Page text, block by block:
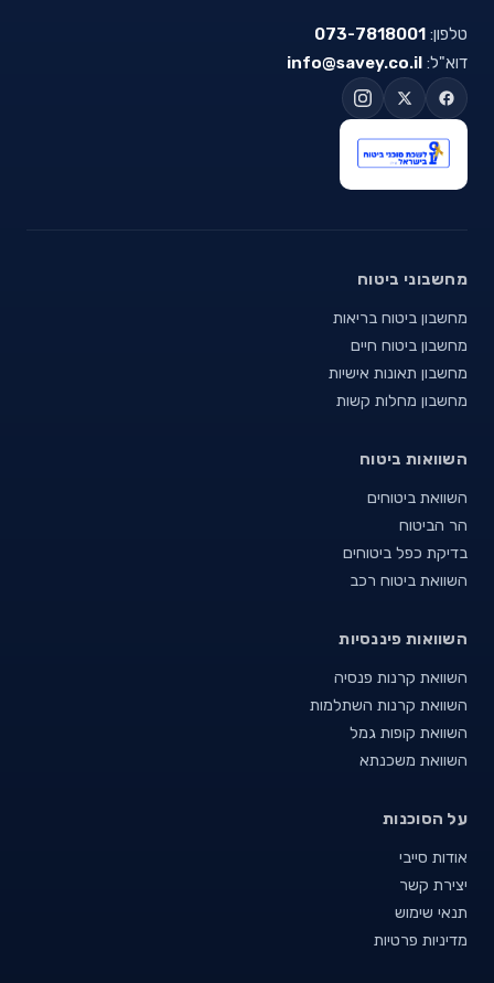
טלפון: 073-7818001
דוא"ל: info@savey.co.il
מחשבוני ביטוח
מחשבון ביטוח בריאות
מחשבון ביטוח חיים
מחשבון תאונות אישיות
מחשבון מחלות קשות
השוואות ביטוח
השוואת ביטוחים
הר הביטוח
בדיקת כפל ביטוחים
השוואת ביטוח רכב
השוואות פיננסיות
השוואת קרנות פנסיה
השוואת קרנות השתלמות
השוואת קופות גמל
השוואת משכנתא
על הסוכנות
אודות סייבי
יצירת קשר
תנאי שימוש
מדיניות פרטיות